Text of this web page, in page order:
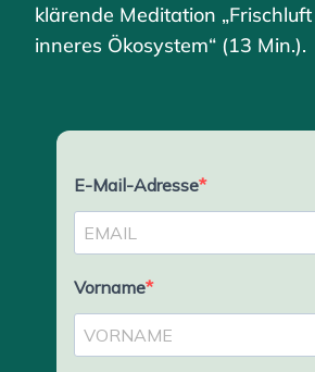
klärende Meditation
inneres Ökosystem“ (13 Min.).